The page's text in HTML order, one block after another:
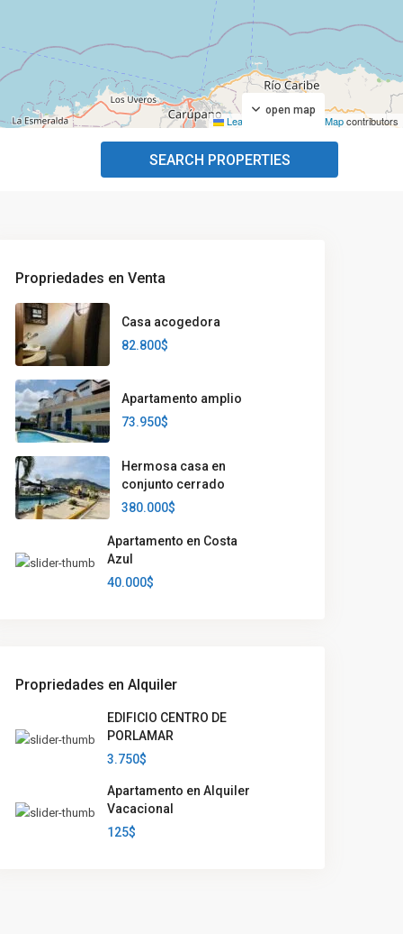
Leaflet © OpenStreetMapcontributors
open map
SEARCH PROPERTIES
Propriedades en Venta
Casa acogedora
82.800$
Apartamento amplio
73.950$
Hermosa casa en
conjunto cerrado
380.000$
Apartamento en Costa
Azul
40.000$
Propriedades en Alquiler
EDIFICIO CENTRO DE
PORLAMAR
3.750$
Apartamento en Alquiler
Vacacional
125$